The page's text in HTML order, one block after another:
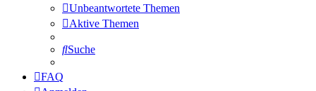
Unbeantwortete Themen
Aktive Themen
Suche
FAQ